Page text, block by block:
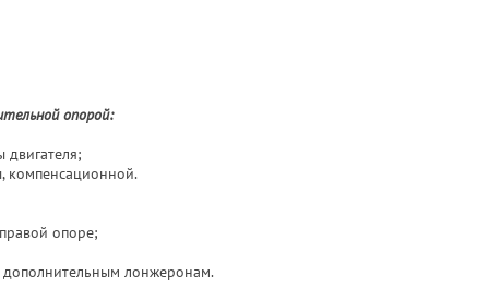
опорой:
компенсационной.
опоре;
лонжеронам.